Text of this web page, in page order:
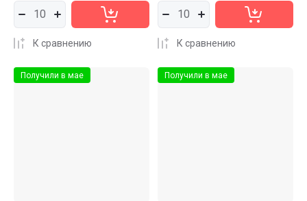
К сравнению К сравнению
Получили в мае Получили в мае